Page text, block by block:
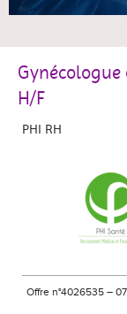
Gynécologue
H/F
PHI RH
Offre n°4026535 –